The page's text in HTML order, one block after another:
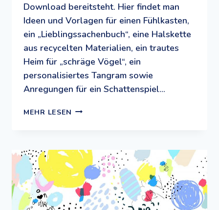
Download bereitsteht. Hier findet man
Ideen und Vorlagen für einen Fühlkasten,
ein „Lieblingssachenbuch“, eine Halskette
aus recycelten Materialien, ein trautes
Heim für „schräge Vögel“, ein
personalisiertes Tangram sowie
Anregungen für ein Schattenspiel…
MEHR LESEN SACHEN
DESIGNSPIELPLATZ